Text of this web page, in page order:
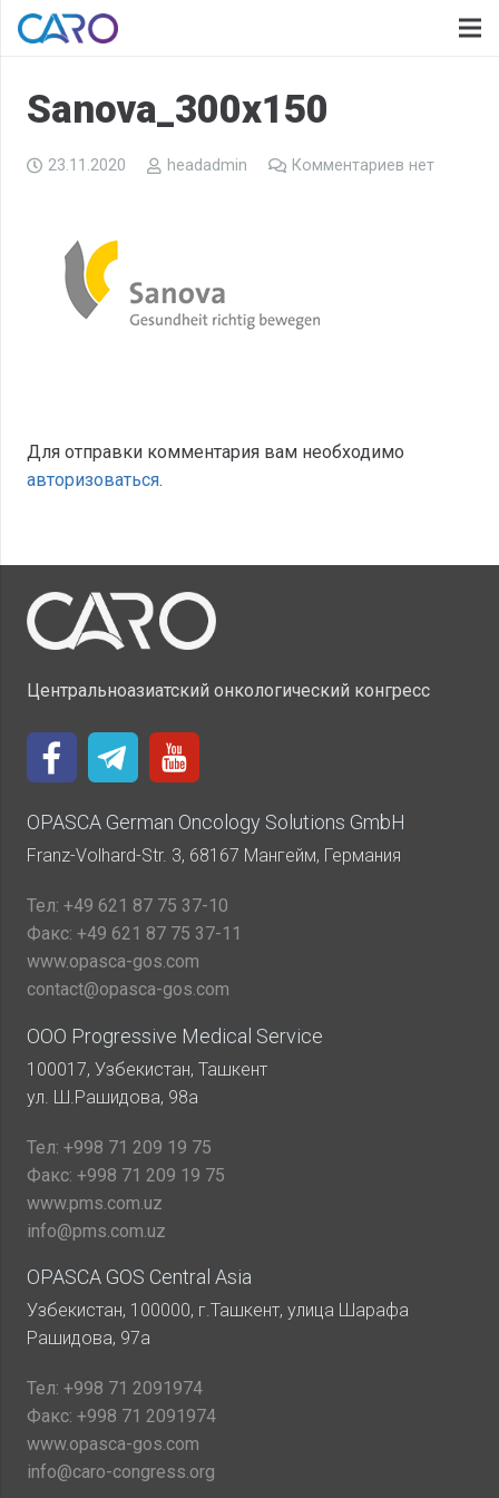
Sanova_300x150
23.11.2020 headadmin Комментариев нет
Для отправки комментария вам необходимо
авторизоваться.
Центральноазиатский онкологический конгресс
OPASCA German Oncology Solutions GmbH
Franz-Volhard-Str. 3, 68167 Мангейм, Германия
Тел: +49 621 87 75 37-10
Факс: +49 621 87 75 37-11
www.opasca-gos.com
contact@opasca-gos.com
ООО Progressive Medical Service
100017, Узбекистан, Ташкент
ул. Ш.Рашидова, 98а
Тел: +998 71 209 19 75
Факс: +998 71 209 19 75
www.pms.com.uz
info@pms.com.uz
OPASCA GOS Central Asia
Узбекистан, 100000, г.Ташкент, улица Шарафа
Рашидова, 97а
Тел: +998 71 2091974
Факс: +998 71 2091974
www.opasca-gos.com
info@caro-congress.org